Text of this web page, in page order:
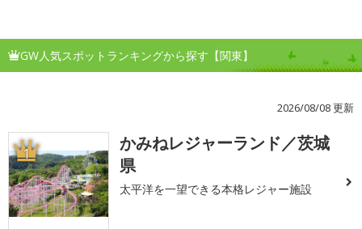
GW人気スポットランキングから探す【関東】
2026/08/08 更新
1
かみねレジャーランド／茨城
県
太平洋を一望できる本格レジャー施設